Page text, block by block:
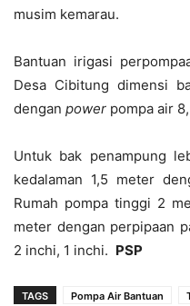
musim kemarau.
Bantuan irigasi
Desa Cibitung dimensi
dengan power pompa air
Untuk bak penampung
kedalaman 1,5 meter
Rumah pompa tinggi 2
meter dengan perpipaan
2 inchi, 1 inchi. PSP
TAGS Pompa Air Bantuan